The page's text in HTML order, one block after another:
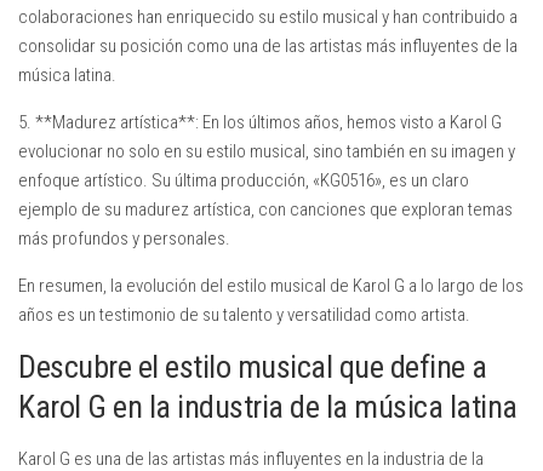
colaboraciones han enriquecido su estilo musical y han contribuido a
consolidar su posición como una de las artistas más influyentes de la
música latina.
5. **Madurez artística**: En los últimos años, hemos visto a Karol G
evolucionar no solo en su estilo musical, sino también en su imagen y
enfoque artístico. Su última producción, «KG0516», es un claro
ejemplo de su madurez artística, con canciones que exploran temas
más profundos y personales.
En resumen, la evolución del estilo musical de Karol G a lo largo de los
años es un testimonio de su talento y versatilidad como artista.
Descubre el estilo musical que define a
Karol G en la industria de la música latina
Karol G es una de las artistas más influyentes en la industria de la